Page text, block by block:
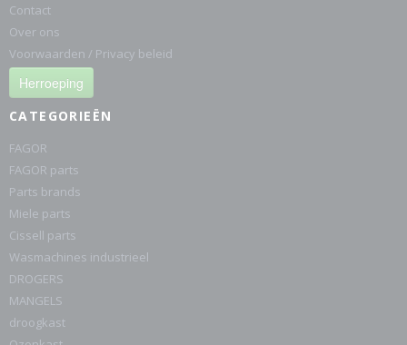
Contact
Over ons
Voorwaarden / Privacy beleid
Herroeping
CATEGORIEËN
FAGOR
FAGOR parts
Parts brands
Miele parts
Cissell parts
Wasmachines industrieel
DROGERS
MANGELS
droogkast